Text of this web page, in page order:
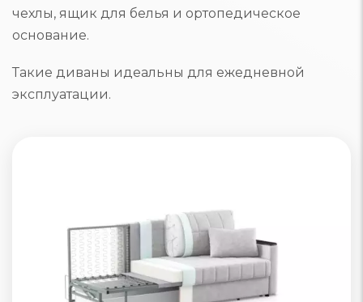
чехлы, ящик для белья и ортопедическое
основание.
Такие диваны идеальны для ежедневной
эксплуатации.